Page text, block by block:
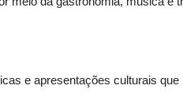
e apresentações culturais